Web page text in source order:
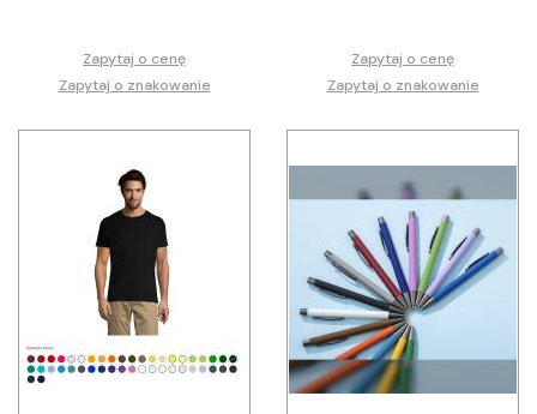
Zapytaj o cenę
Zapytaj o znakowanie
Zapytaj o cenę
Zapytaj o znakowanie